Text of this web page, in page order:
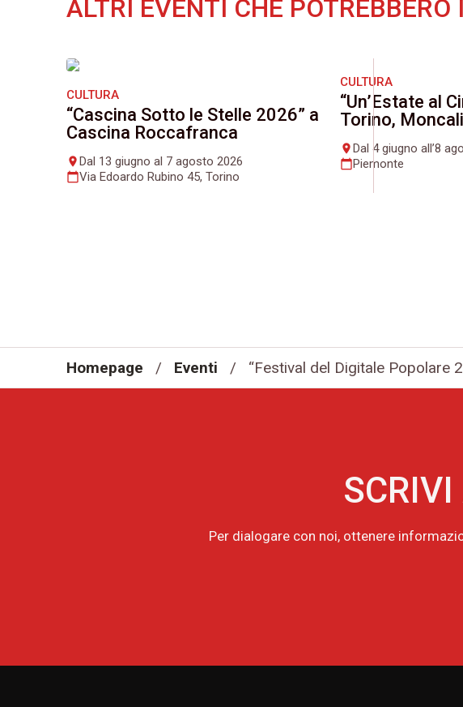
ALTRI EVENTI CHE POTREBBERO
CULTURA
“Cascina Sotto le Stelle 2026” a
Cascina Roccafranca
placeDal 13 giugno al 7 agosto 2026
calendar_todayVia Edoardo Rubino 45, Torino
CULTURA
“Un’Estate al
Torino,
place Dal 4 giugno all’8
calendar_todayPiemonte
Homepage / Eventi / “Festival del Digitale Popolare
Per dialogare con noi, ottenere